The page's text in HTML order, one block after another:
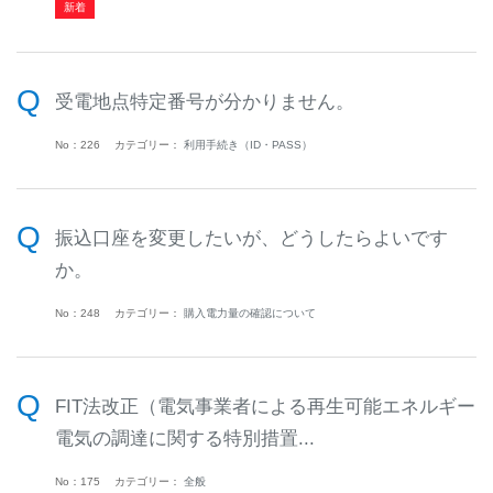
受電地点特定番号が分かりません。
No：226 カテゴリー： 利用手続き（ID・PASS）
振込口座を変更したいが、どうしたらよいです
か。
No：248 カテゴリー： 購入電力量の確認について
FIT法改正（電気事業者による再生可能エネルギー
電気の調達に関する特別措置...
No：175 カテゴリー： 全般